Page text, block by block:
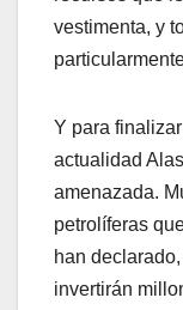
vestimenta, y
Y para
actualidad
amenazada.
petrolíferas
han
invertirán